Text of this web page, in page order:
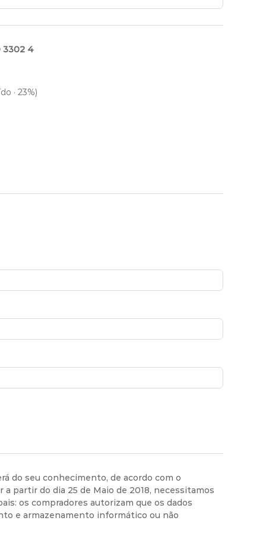
3302 4
· 23%)
do seu conhecimento, de acordo com o
partir do dia 25 de Maio de 2018, necessitamos
os compradores autorizam que os dados
e armazenamento informático ou não